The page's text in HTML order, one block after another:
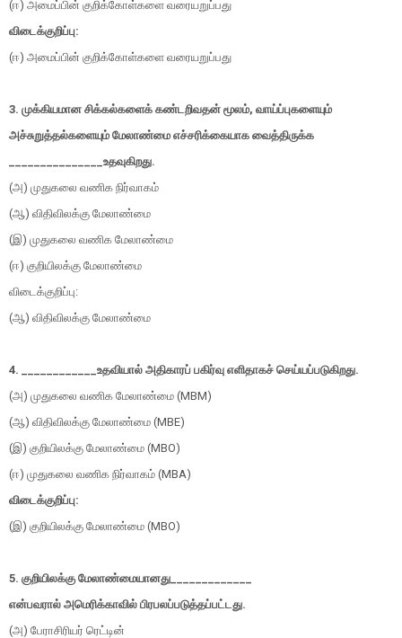
(ஈ) அமைப்பின் குறிக்கோள்களை வரையறுப்பது
விடைக்குறிப்பு:
(ஈ) அமைப்பின் குறிக்கோள்களை வரையறுப்பது
3. முக்கியமான சிக்கல்களைக் கண்டறிவதன் மூலம், வாய்ப்புகளையும்
அச்சுறுத்தல்களையும் மேலாண்மை எச்சரிக்கையாக வைத்திருக்க
உதவுகிறது.
(அ) முதுகலை வணிக நிர்வாகம்
(ஆ) விதிவிலக்கு மேலாண்மை
(இ) முதுகலை வணிக மேலாண்மை
(ஈ) குறியிலக்கு மேலாண்மை
விடைக்குறிப்பு:
(ஆ) விதிவிலக்கு மேலாண்மை
4. ____________ உதவியால் அதிகாரப் பகிர்வு எளிதாகச் செய்யப்படுகிறது.
(அ) முதுகலை வணிக மேலாண்மை (MBM)
(ஆ) விதிவிலக்கு மேலாண்மை (MBE)
(இ) குறியிலக்கு மேலாண்மை (MBO)
(ஈ) முதுகலை வணிக நிர்வாகம் (MBA)
விடைக்குறிப்பு:
(இ) குறியிலக்கு மேலாண்மை (MBO)
5. குறியிலக்கு மேலாண்மையானது
என்பவரால் அமெரிக்காவில் பிரபலப்படுத்தப்பட்டது.
(அ) பேராசிரியர் ரெட்டின்